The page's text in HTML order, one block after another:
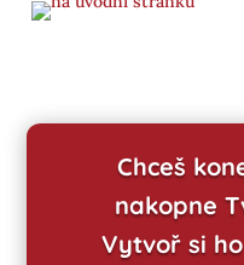
Chceš
nakopne
Vytvoř si